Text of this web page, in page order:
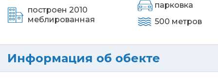
построен 2010
меблированная
парковка
500 метров
Информация об обекте